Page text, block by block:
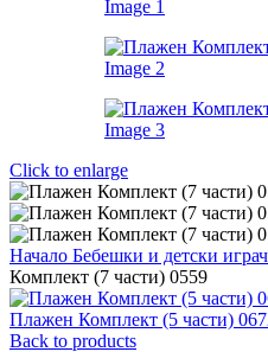
Click to enlarge
Начало Бебешки и детски
Комплект (7 части) 0559
Плажен Комплект (5 части)
Back to products